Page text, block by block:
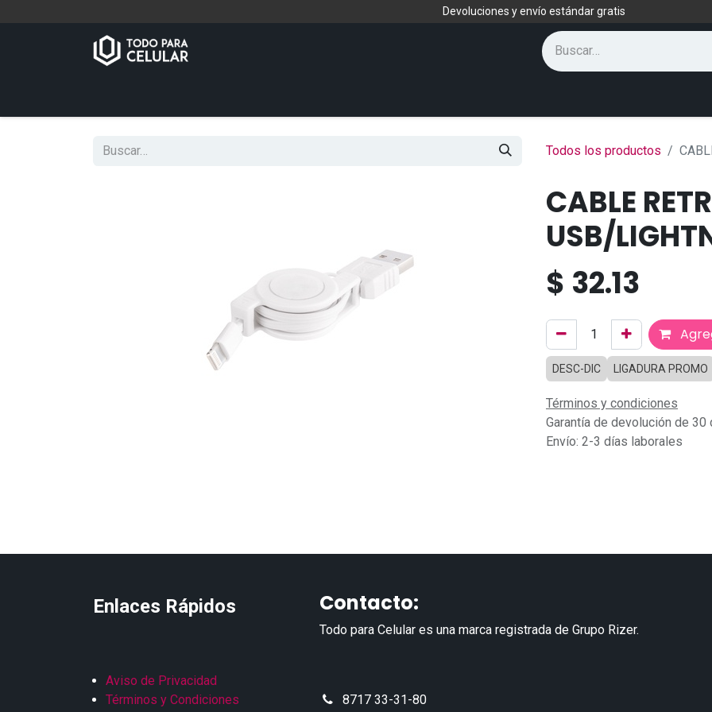
Devoluciones y envío estándar gratis
Todos los productos
CABLE
USB/
$ 32.13
DESC-DIC LIGADURA PROMO
Términos y condiciones
Garantía de devolución de 30
Envío: 2-3 días laborales
Enlaces Rápidos Contacto:
Todo para Celular es una marca registrada de Grupo Rizer.
Aviso de Privacidad
Términos y Condiciones
8717 33-31-80